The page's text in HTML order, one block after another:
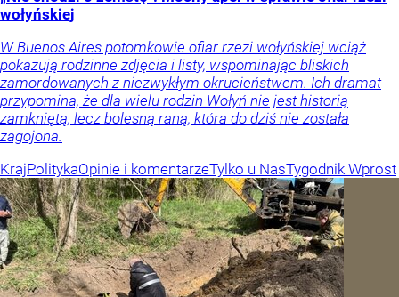
wołyńskiej
W Buenos Aires potomkowie ofiar rzezi wołyńskiej wciąż
pokazują rodzinne zdjęcia i listy, wspominając bliskich
zamordowanych z niezwykłym okrucieństwem. Ich dramat
przypomina, że dla wielu rodzin Wołyń nie jest historią
zamkniętą, lecz bolesną raną, która do dziś nie została
zagojona.
KrajPolitykaOpinie i komentarzeTylko u NasTygodnik Wprost